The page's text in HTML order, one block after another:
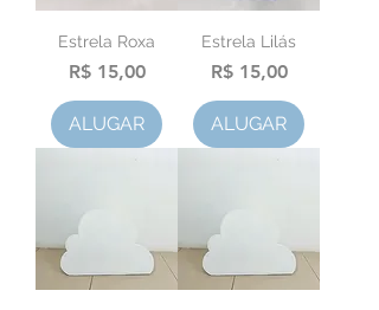
Estrela Roxa
Preço
R$ 15,00
ALUGAR
Estrela Lilás
Preço
R$ 15,00
ALUGAR